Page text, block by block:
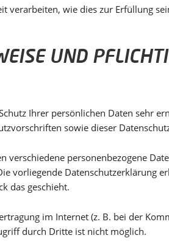
verarbeiten, wie dies zur Erfüllung
UND
Ihrer persönlichen Daten sehr
sowie dieser
verschiedene personenbezogene
vorliegende Datenschutzerklärung
das geschieht.
im Internet (z. B. bei der
durch Dritte ist nicht möglich.